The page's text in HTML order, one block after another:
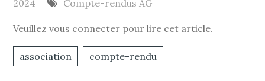
2024
Compte-rendus AG
Veuillez vous connecter pour lire cet article.
association compte-rendu